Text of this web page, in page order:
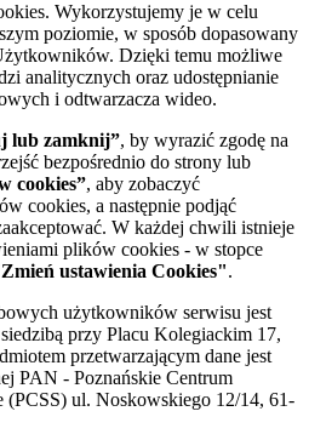
Wykorzystujemy je w celu
poziomie, w sposób dopasowany
Dzięki temu możliwe
analitycznych oraz udostępnianie
i odtwarzacza wideo.
lub zamknij”, by wyrazić zgodę na
bezpośrednio do strony lub
cookies”, aby zobaczyć
cookies, a następnie podjąć
W każdej chwili istnieje
plików cookies - w stopce
ustawienia Cookies".
użytkowników serwisu jest
przy Placu Kolegiackim 17,
przetwarzającym dane jest
PAN - Poznańskie Centrum
(PCSS) ul. Noskowskiego 12/14, 61-